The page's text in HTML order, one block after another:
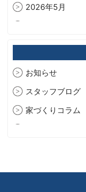
2026年5月
2026年3月
2026年2月
お知らせ
スタッフブログ
家づくりコラム